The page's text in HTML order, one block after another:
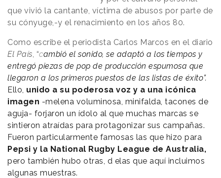
que vivió la cantante, víctima de abusos por parte de
su cónyuge,-y el renacimiento en los años 80.
Como escribe el periodista Carlos Marcos en el diario
El País , “cambió el sonido, se adaptó a los tiempos y
entregó piezas de pop de producción espumosa que
llegaron a los primeros puestos de las listas de éxito”.
Ello, unido a su poderosa voz y a una icónica
imagen -melena voluminosa, minifalda, tacones de
aguja- forjaron un ídolo al que muchas marcas se
sintieron atraídas para protagonizar sus campañas.
Fueron particularmente famosas las que hizo para
Pepsi y la National Rugby League de Australia,
pero también hubo otras, d elas que aquí incluimos
algunas muestras.